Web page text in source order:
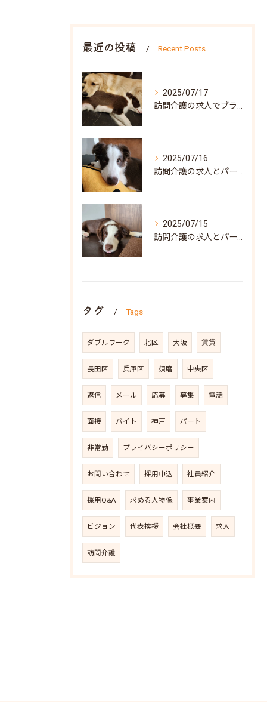
最近の投稿 Recent Posts
2025/07/17
2025/07/16
2025/07/15
タグ Tags
ダブルワーク 北区 大阪 賃貸
長田区 兵庫区 須磨 中央区
返信 メール 応募 募集 電話
面接 バイト 神戸 パート
非常勤 プライバシーポリシー
お問い合わせ 採用申込 社員紹介
採用Q&A 求める人物像 事業案内
ビジョン 代表挨拶 会社概要 求人
訪問介護